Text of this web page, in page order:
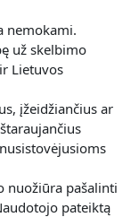
nemokami.
už skelbimo
Lietuvos
įžeidžiančius ar
nuožiūra pašalinti
pateiktą